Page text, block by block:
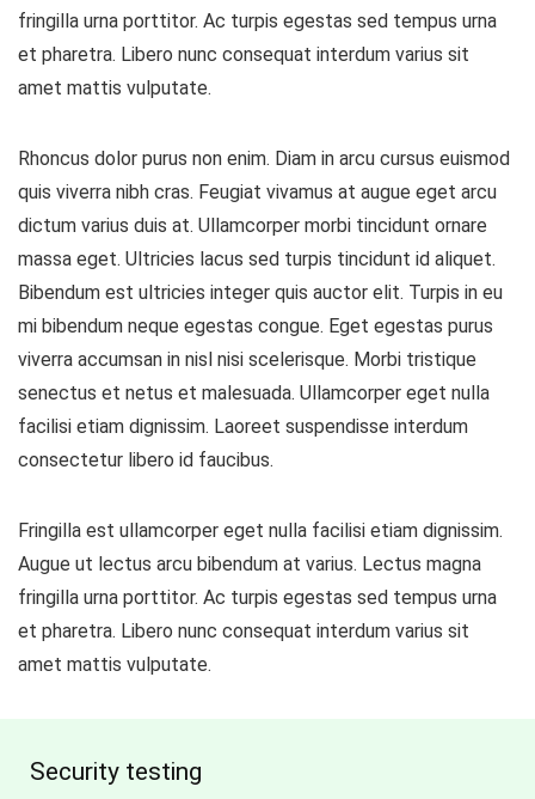
fringilla urna porttitor. Ac turpis egestas sed tempus urna
et pharetra. Libero nunc consequat interdum varius sit
amet mattis vulputate.
Rhoncus dolor purus non enim. Diam in arcu cursus euismod
quis viverra nibh cras. Feugiat vivamus at augue eget arcu
dictum varius duis at. Ullamcorper morbi tincidunt ornare
massa eget. Ultricies lacus sed turpis tincidunt id aliquet.
Bibendum est ultricies integer quis auctor elit. Turpis in eu
mi bibendum neque egestas congue. Eget egestas purus
viverra accumsan in nisl nisi scelerisque. Morbi tristique
senectus et netus et malesuada. Ullamcorper eget nulla
facilisi etiam dignissim. Laoreet suspendisse interdum
consectetur libero id faucibus.
Fringilla est ullamcorper eget nulla facilisi etiam dignissim.
Augue ut lectus arcu bibendum at varius. Lectus magna
fringilla urna porttitor. Ac turpis egestas sed tempus urna
et pharetra. Libero nunc consequat interdum varius sit
amet mattis vulputate.
Security testing